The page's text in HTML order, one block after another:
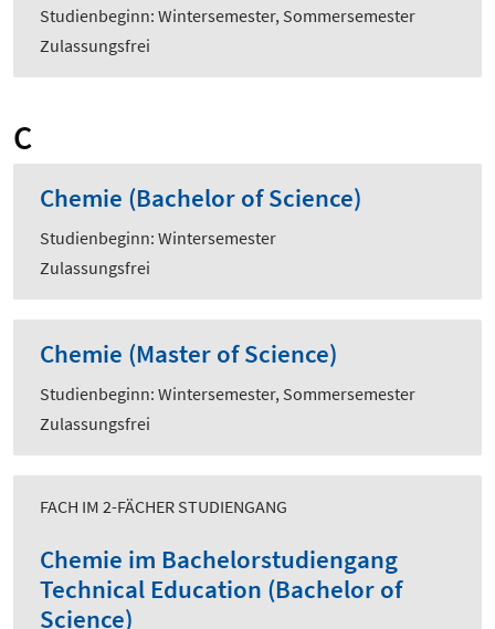
Studienbeginn: Wintersemester, Sommersemester
Zulassungsfrei
C
Chemie (Bachelor of Science)
Studienbeginn: Wintersemester
Zulassungsfrei
Chemie (Master of Science)
Studienbeginn: Wintersemester, Sommersemester
Zulassungsfrei
FACH IM 2-FÄCHER STUDIENGANG
Chemie im Bachelorstudiengang
Technical Education (Bachelor of
Science)